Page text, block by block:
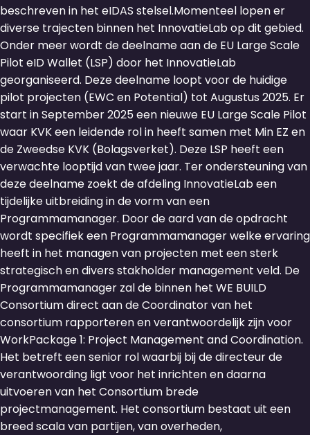
beschreven in het eIDAS stelsel.Momenteel lopen er
diverse trajecten binnen het InnovatieLab op dit gebied.
Onder meer wordt de deelname aan de EU Large Scale
Pilot eID Wallet (LSP) door het InnovatieLab
georganiseerd. Deze deelname loopt voor de huidige
pilot projecten (EWC en Potential) tot Augustus 2025. Er
start in September 2025 een nieuwe EU Large Scale Pilot
waar KVK een leidende rol in heeft samen met Min EZ en
de Zweedse KVK (Bolagsverket). Deze LSP heeft een
verwachte looptijd van twee jaar. Ter ondersteuning van
deze deelname zoekt de afdeling InnovatieLab een
tijdelijke uitbreiding in de vorm van een
Programmamanager. Door de aard van de opdracht
wordt specifiek een Programmamanager welke ervaring
heeft in het managen van projecten met een sterk
strategisch en divers stakholder management veld. De
Programmamanager zal de binnen het WE BUILD
Consortium direct aan de Coordinator van het
consortium rapporteren en verantwoordelijk zijn voor
WorkPackage 1: Project Management and Coordination.
Het betreft een senior rol waarbij bij de directeur de
verantwoording ligt voor het inrichten en daarna
uitvoeren van het Consortium brede
projectmanagement. Het consortium bestaat uit een
breed scala van partijen, van overheden,